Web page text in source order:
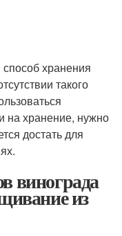
хранения
такого
на хранение, нужно
достать для
винограда
из